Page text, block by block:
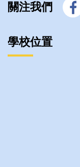
關注我們
學校位置